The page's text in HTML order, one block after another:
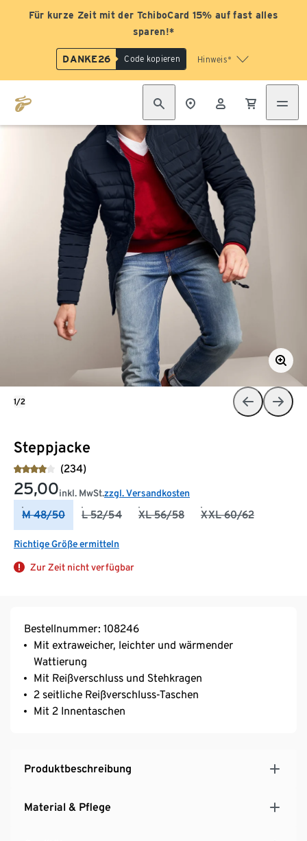
Für kurze Zeit mit der TchiboCard 15% auf fast alles
sparen!*
DANKE26 Code kopieren Hinweis*
Steppjacke
(234)
25,00inkl. MwSt.zzgl. Versandkosten
M 48/50 L 52/54 XL 56/58 XXL 60/62
Richtige Größe ermitteln
Zur Zeit nicht verfügbar
1/2
Bestellnummer: 108246
Mit extraweicher, leichter und wärmender
Wattierung
Mit Reißverschluss und Stehkragen
2 seitliche Reißverschluss-Taschen
Mit 2 Innentaschen
Produktbeschreibung
Material & Pflege